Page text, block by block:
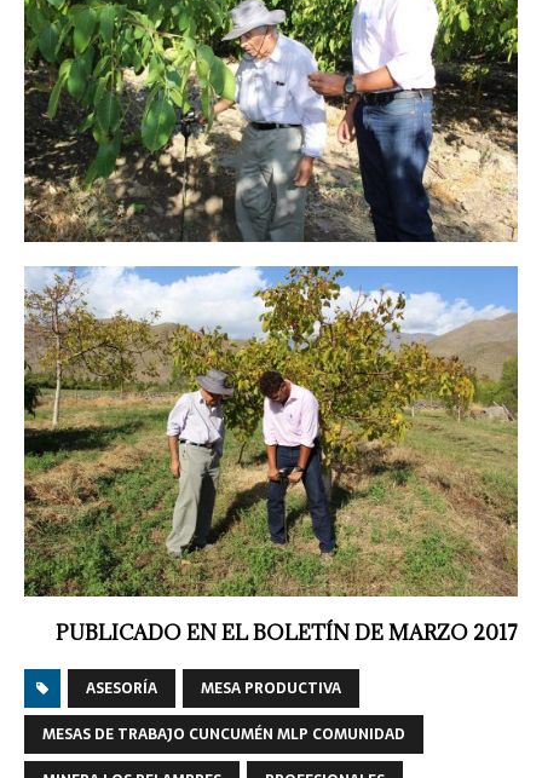
PUBLICADO EN EL BOLETÍN DE MARZO 2017
ASESORÍA
MESA PRODUCTIVA
MESAS DE TRABAJO CUNCUMÉN MLP COMUNIDAD